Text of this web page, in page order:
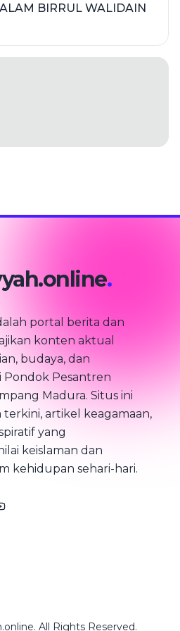
BIRRUL WALIDAIN
.
portal berita dan
konten aktual
budaya, dan
Pondok Pesantren
Madura. Situs ini
artikel keagamaan,
yang
keislaman dan
kehidupan sehari-hari.
All Rights Reserved.